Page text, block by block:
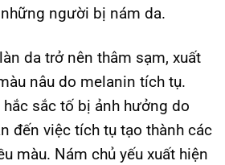
người bị nám da.
da trở nên thâm sạm, xuất
nâu do melanin tích tụ.
sắc tố bị ảnh hưởng do
đến việc tích tụ tạo thành các
màu. Nám chủ yếu xuất hiện